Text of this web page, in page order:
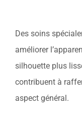
Solaire
Bestsellers
Des soins
améliorer
silhouette plus
contribuent à
aspect général.